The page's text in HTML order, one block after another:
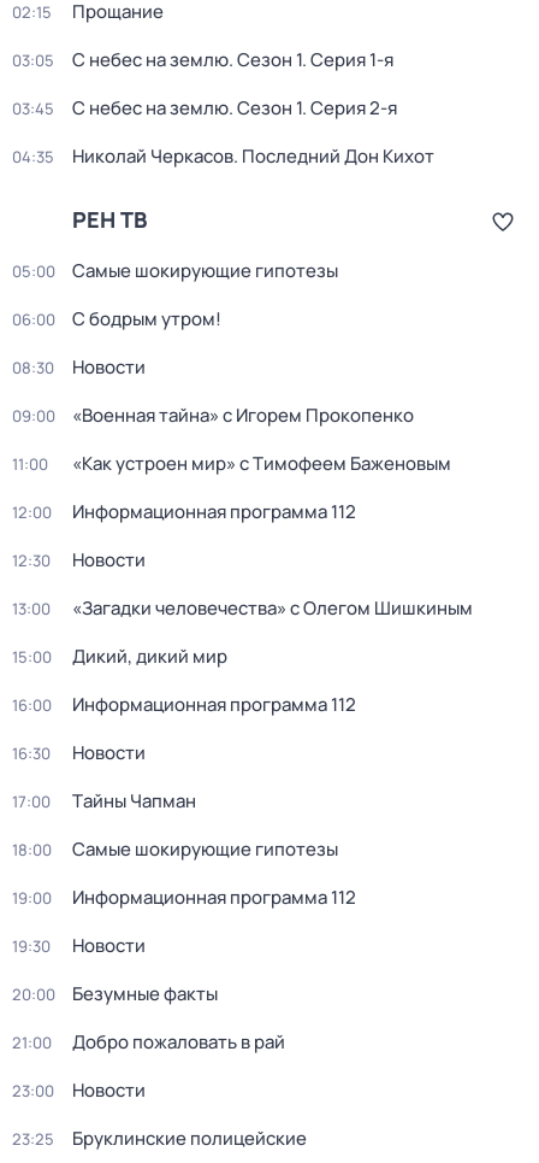
02:15 Прощание
03:05 С небес на землю. Сезон 1. Серия 1-я
03:45 С небес на землю. Сезон 1. Серия 2-я
04:35 Николай Черкасов. Последний Дон Кихот
РЕН ТВ
05:00 Самые шoкиpующие гипотезы
06:00 С бодрым утром!
08:30 Новости
09:00 «Военная тайна» с Игорем Прокопенко
11:00 «Как устроен мир» с Тимофеем Баженовым
12:00 Информационная программа 112
12:30 Новости
13:00 «Загадки человечества» с Олегом Шишкиным
15:00 Дикий, дикий мир
16:00 Информационная программа 112
16:30 Новости
17:00 Тaйны Чапман
18:00 Самые шoкиpующие гипотезы
19:00 Информационная программа 112
19:30 Новости
20:00 Безумные факты
21:00 Добро пожаловать в рай
23:00 Новости
23:25 Бруклинские полицейские